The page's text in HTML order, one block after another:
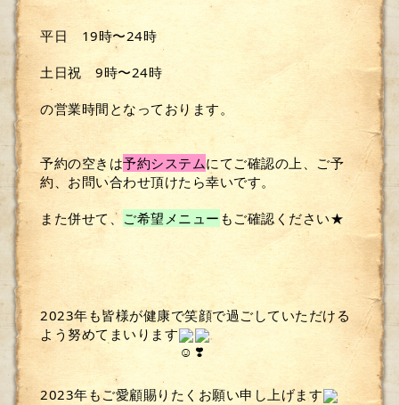
平日　19時〜24時
土日祝　9時〜24時
の営業時間となっております。
予約の空きは予約システムにてご確認の上、ご予
約、お問い合わせ頂けたら幸いです。
また併せて、 ご希望メニュー もご確認ください★
2023年も皆様が健康で笑顔で過ごしていただける
よう努めてまいります
2023年もご愛顧賜りたくお願い申し上げます